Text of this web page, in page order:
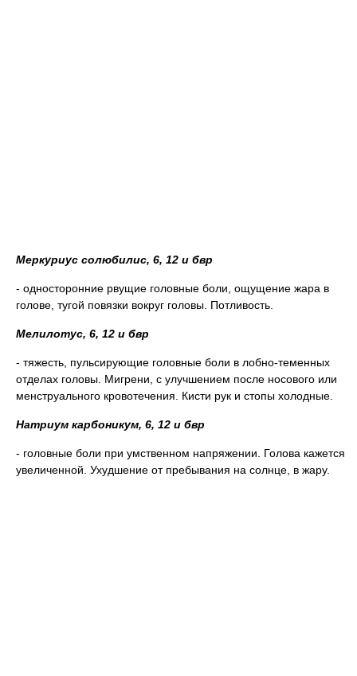
Меркуриус солюбилис, 6, 12 и бвр
- односторонние рвущие головные боли, ощущение жара в
голове, тугой повязки вокруг головы. Потливость.
Мелилотус, 6, 12 и бвр
- тяжесть, пульсирующие головные боли в лобно-теменных
отделах головы. Мигрени, с улучшением после носового или
менструального кровотечения. Кисти рук и стопы холодные.
Натриум карбоникум, 6, 12 и бвр
- головные боли при умственном напряжении. Голова кажется
увеличенной. Ухудшение от пребывания на солнце, в жару.